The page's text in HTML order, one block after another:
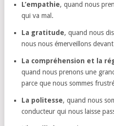
L’empathie, quand nous
qui va mal.
La gratitude, quand nous
nous nous émerveillons
La compréhension et la
quand nous prenons une
parce que nous sommes
La politesse, quand nous
conducteur qui nous laisse